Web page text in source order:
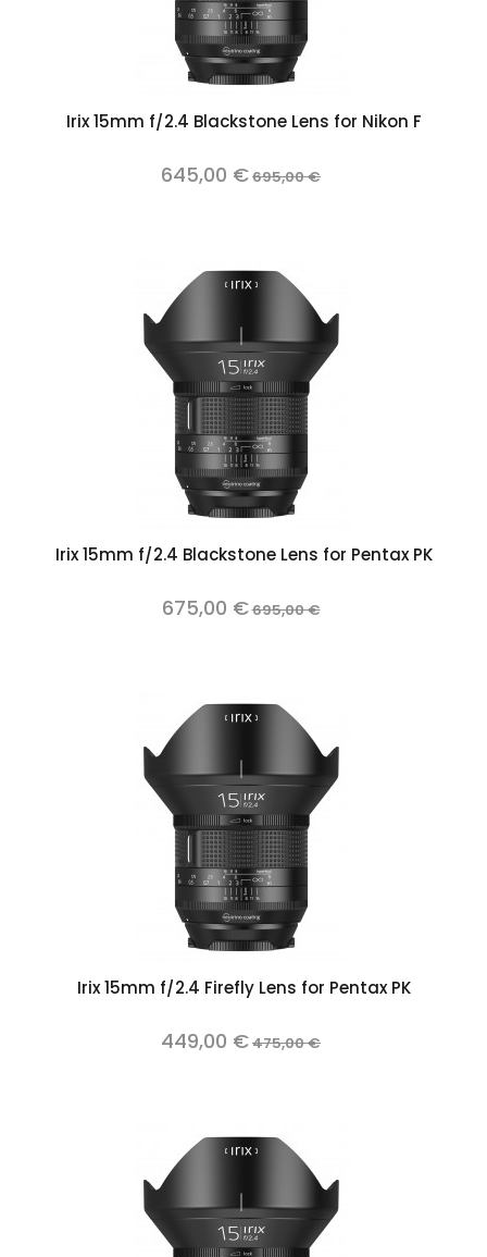
Irix 15mm f/2.4 Blackstone Lens for Nikon F
645,00 €695,00 €
Irix 15mm f/2.4 Blackstone Lens for Pentax PK
675,00 €695,00 €
Irix 15mm f/2.4 Firefly Lens for Pentax PK
449,00 €475,00 €